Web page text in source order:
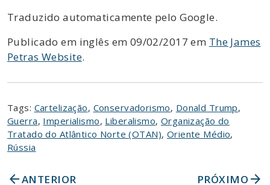
Traduzido automaticamente pelo Google.
Publicado em inglês em 09/02/2017 em The James
Petras Website.
Tags: Cartelização, Conservadorismo, Donald Trump,
Guerra, Imperialismo, Liberalismo, Organização do
Tratado do Atlântico Norte (OTAN), Oriente Médio,
Rússia
arrow_backANTERIOR PRÓXIMO arrow_forward